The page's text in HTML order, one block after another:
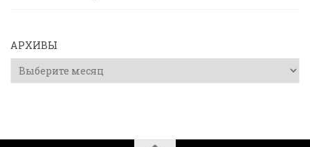
АРХИВЫ
Архивы